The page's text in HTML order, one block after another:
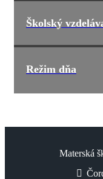
Školský
Režim dňa
Materská